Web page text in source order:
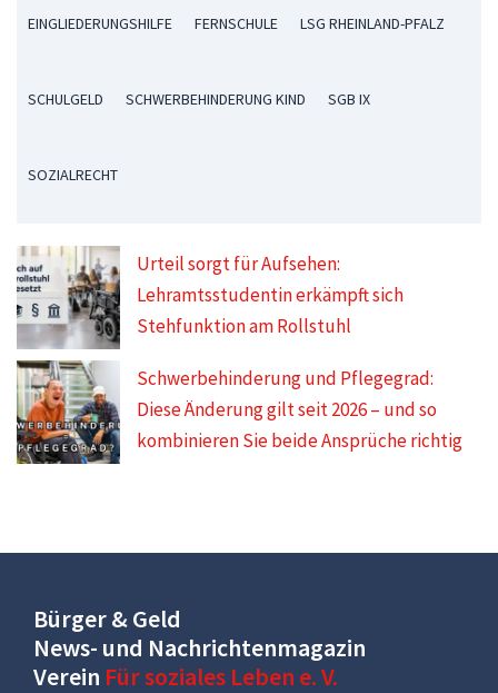
EINGLIEDERUNGSHILFE FERNSCHULE LSG RHEINLAND-PFALZ
SCHULGELD SCHWERBEHINDERUNG KIND SGB IX
SOZIALRECHT
Urteil sorgt für Aufsehen:
Lehramtsstudentin erkämpft sich
Stehfunktion am Rollstuhl
Schwerbehinderung und Pflegegrad:
Diese Änderung gilt seit 2026 – und so
kombinieren Sie beide Ansprüche richtig
Bürger & Geld
News- und Nachrichtenmagazin
Verein Für soziales Leben e. V.